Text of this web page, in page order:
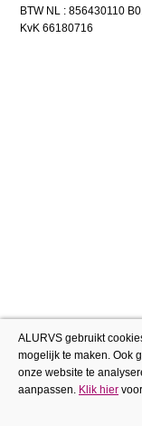
BTW NL : 856430110
KvK 66180716
ALURVS gebruikt
mogelijk te maken. Ook
onze website te
aanpassen. Klik hier